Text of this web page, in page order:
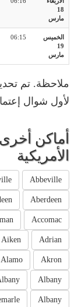
18
مارس
الخميس
19
مارس
06:15
ملاحظة. تم
لأول شوال
أماكن
الأمريكية
Abbeville
Aberdeen
Accomac
Adrian
Aiken
Akron
Alamo
Albany
Albany